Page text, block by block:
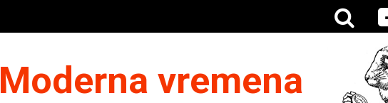
Moderna vremena